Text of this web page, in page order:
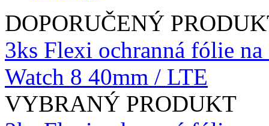
DOPORUČENÝ
3ks Flexi ochranná fólie
Watch 8 40mm / LTE
VYBRANÝ PRODUKT